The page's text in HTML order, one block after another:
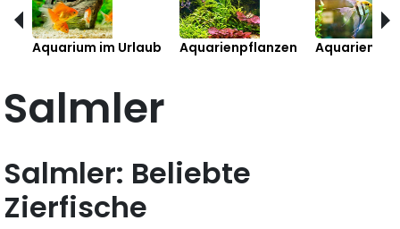
Aquarium im Urlaub Aquarienpflanzen
Salmler
Salmler: Beliebte
Zierfische